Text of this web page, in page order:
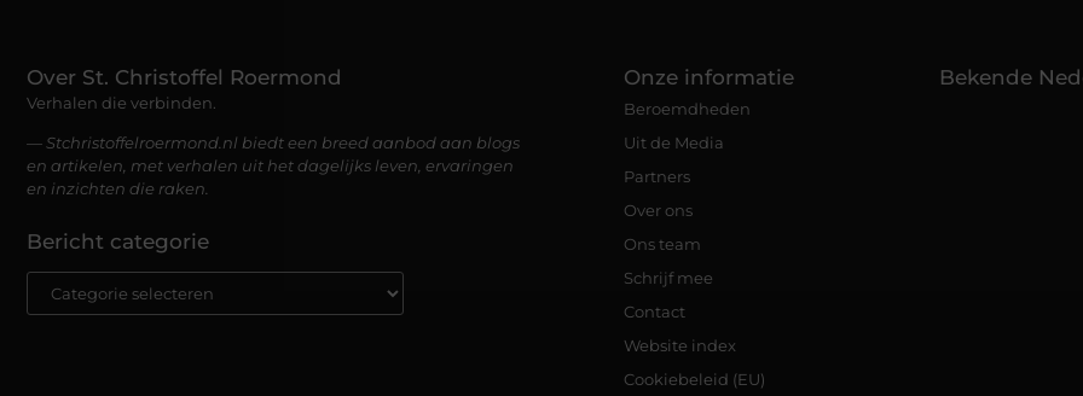
Over St. Christoffel Roermond
Verhalen die verbinden.
— Stchristoffelroermond.nl biedt een breed aanbod aan blogs
en artikelen, met verhalen uit het dagelijks leven, ervaringen
en inzichten die raken.
Bericht categorie
Onze informatie
Beroemdheden
Uit de Media
Partners
Over ons
Ons team
Schrijf mee
Contact
Website index
Cookiebeleid (EU)
Bekende